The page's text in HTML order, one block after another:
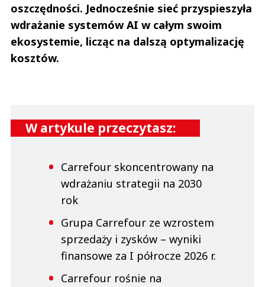
oszczędności. Jednocześnie sieć przyspieszyła
wdrażanie systemów AI w całym swoim
ekosystemie, licząc na dalszą optymalizację
kosztów.
W artykule przeczytasz:
Carrefour skoncentrowany na
wdrażaniu strategii na 2030
rok
Grupa Carrefour ze wzrostem
sprzedaży i zysków ­– wyniki
finansowe za I półrocze 2026 r.
Carrefour rośnie na